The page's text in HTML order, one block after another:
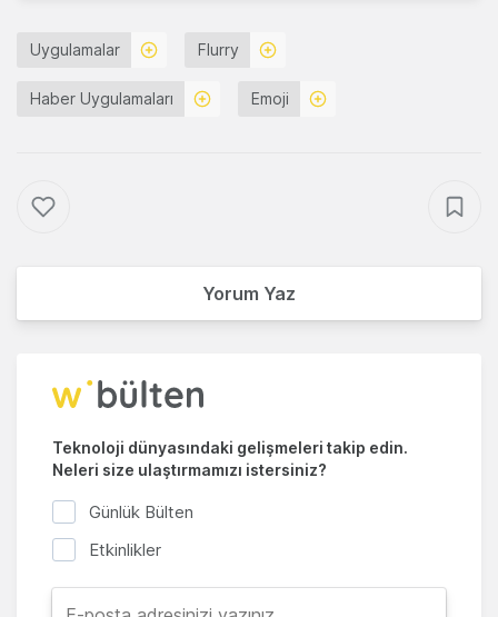
Uygulamalar Flurry
Haber Uygulamaları Emoji
Yorum Yaz
Teknoloji dünyasındaki gelişmeleri takip edin.
Neleri size ulaştırmamızı istersiniz?
Günlük Bülten
Etkinlikler